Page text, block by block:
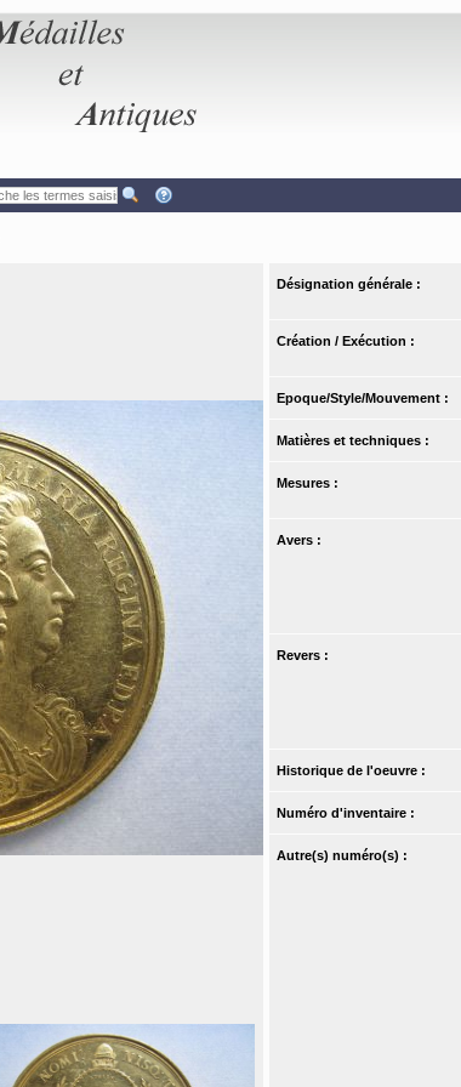
Désignation générale :
Création / Exécution :
Epoque/Style/Mouvement :
Matières et techniques :
Mesures :
Avers :
Revers :
Historique de l'oeuvre :
Numéro d'inventaire :
Autre(s) numéro(s) :